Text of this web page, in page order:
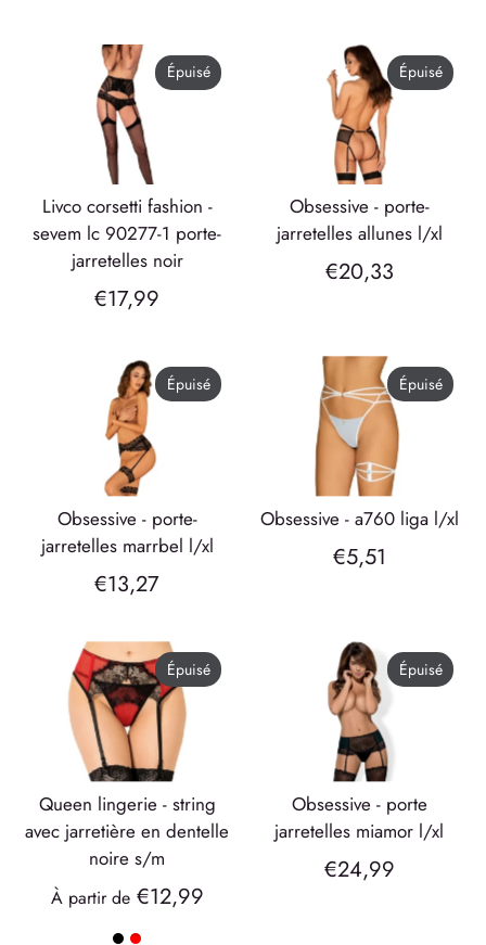
livco corsetti fashion -
sevem lc 90277-1 porte-
jarretelles noir
€17,99
Épuisé
obsessive - porte-
jarretelles allunes l/xl
€20,33
Épuisé
obsessive - porte-
jarretelles marrbel l/xl
€13,27
Épuisé
obsessive - a760 liga l/xl
€5,51
Épuisé
queen lingerie - string
avec jarretière en dentelle
noire s/m
À partir de €12,99
Épuisé
obsessive - porte
jarretelles miamor l/xl
€24,99
Épuisé